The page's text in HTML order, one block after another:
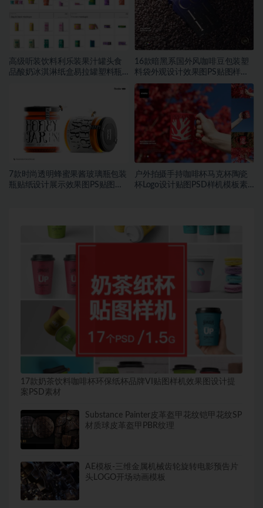
高级听装饮料利乐装果汁罐头食
品酸奶冰淇淋纸盒易拉罐塑料瓶
16款暗黑系国外风咖啡豆包装塑
料袋外观设计效果图PS贴图样机
MOCKUP模板素材
7款时尚透明蜂蜜果酱玻璃瓶包装
瓶贴纸设计展示效果图PS贴图样
户外拍摄手持咖啡杯马克杯陶瓷
杯Logo设计贴图PSD样机模板素
17款奶茶饮料咖啡杯环保纸杯品牌VI贴图样机效果图设计提
案PSD素材
Substance Painter皮革盔甲花纹铠甲花纹SP
材质球皮革盔甲PBR纹理
AE模板-三维金属机械齿轮旋转电影预告片
头LOGO开场动画模板